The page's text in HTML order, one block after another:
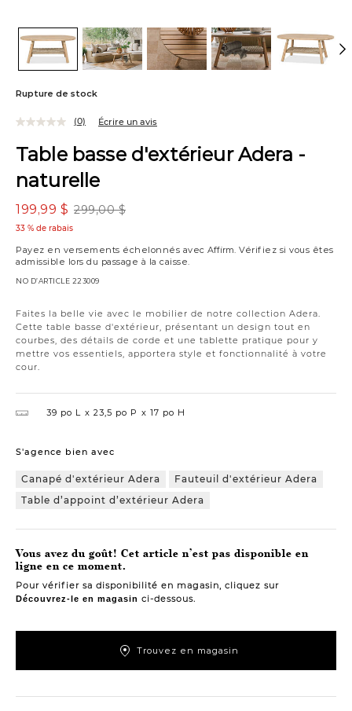
Rupture de stock
Table basse d'extérieur Adera -
naturelle
299,00 $
199,99 $
33 % de rabais
Payez en versements échelonnés avec Affirm. Vérifiez si vous êtes
admissible lors du passage à la caisse.
NO D’ARTICLE 223009
Faites la belle vie avec le mobilier de notre collection Adera.
Cette table basse d'extérieur, présentant un design tout en
courbes, des détails de corde et une tablette pratique pour y
mettre vos essentiels, apportera style et fonctionnalité à votre
cour.
(0) Écrire un avis
39 po L 23,5 po P 17 po H
S'agence bien avec
Canapé d'extérieur Adera
Fauteuil d'extérieur Adera
Table d’appoint d’extérieur Adera
Vous avez du goût! Cet article n’est pas disponible en
ligne en ce moment.
Pour vérifier sa disponibilité en magasin, cliquez sur
Découvrez-le en magasin ci-dessous.
Trouvez en magasin